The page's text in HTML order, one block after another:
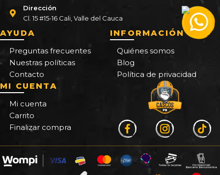
Dirección
Cl. 15 #15-16 Cali, Valle del Cauca
AYUDA
Preguntas frecuentes
Nuestras políticas
Contacto
INFORMACIÓN
Quiénes somos
Blog
Política de privacidad
MI CUENTA
Mi cuenta
Carrito
Finalizar compra